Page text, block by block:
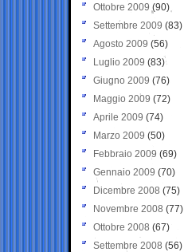
Ottobre 2009 (90)
Settembre 2009 (83)
Agosto 2009 (56)
Luglio 2009 (83)
Giugno 2009 (76)
Maggio 2009 (72)
Aprile 2009 (74)
Marzo 2009 (50)
Febbraio 2009 (69)
Gennaio 2009 (70)
Dicembre 2008 (75)
Novembre 2008 (77)
Ottobre 2008 (67)
Settembre 2008 (56)